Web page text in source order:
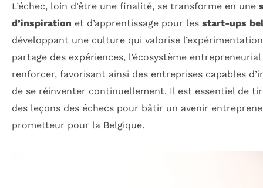
L’échec, loin d’être une finalité, se transforme en une
d’inspiration et d’apprentissage pour les start-ups
développant une culture qui valorise
partage des expériences, l’écosystème
renforcer, favorisant ainsi des entreprises capables
de se réinventer continuellement. Il est essentiel de
des leçons des échecs pour bâtir un avenir
prometteur pour la Belgique.